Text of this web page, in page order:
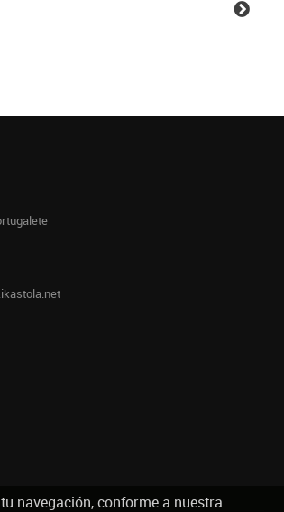
navegación, conforme a nuestra